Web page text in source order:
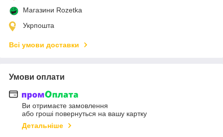
Магазини Rozetka
Укрпошта
Всі умови доставки
Умови оплати
Ви отримаєте замовлення
або гроші повернуться на вашу картку
Детальніше